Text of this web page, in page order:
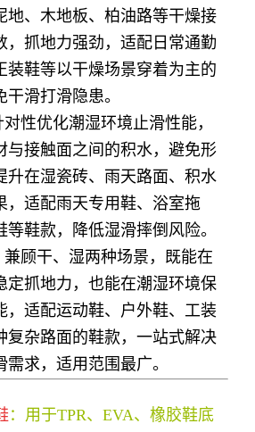
地、木地板、柏油路等干燥接
，抓地力强劲，适配日常通勤
装鞋等以干燥场景穿着为主的
滑打滑隐患。
对性优化潮湿环境止滑性能，
与接触面之间的积水，避免形
升在湿瓷砖、雨天路面、积水
，适配雨天专用鞋、浴室拖
鞋款，降低湿滑摔倒风险。
兼顾干、湿两种场景，既能在
定抓地力，也能在潮湿环境保
，适配运动鞋、户外鞋、工装
复杂路面的鞋款，一站式解决
求，适用范围最广。
：用于TPR、EVA、橡胶鞋底